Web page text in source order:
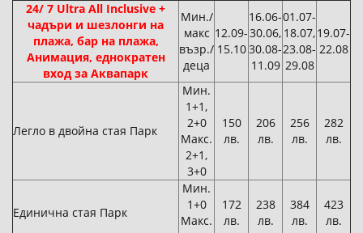
24/ 7 Ultra All Inclusive +
чадъри и шезлонги на
плажа, бар на плажа,
Анимация, еднократен
вход за Аквапарк
Мин./
макс
възр./
деца
12.09-
15.10
16.06-
30.06,
30.08-
11.09
01.07-
18.07,
23.08-
29.08
19.07-
22.08
Легло в двойна стая Парк
Мин.
1+1,
2+0
Макс.
2+1,
3+0
150
лв.
206
лв.
256
лв.
282
лв.
Единична стая Парк
Мин.
1+0
Макс.
172
лв.
238
лв.
384
лв.
423
лв.